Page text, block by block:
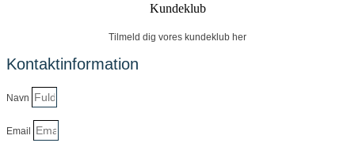
Kundeklub
Tilmeld dig vores kundeklub her
Kontaktinformation
Navn
Email